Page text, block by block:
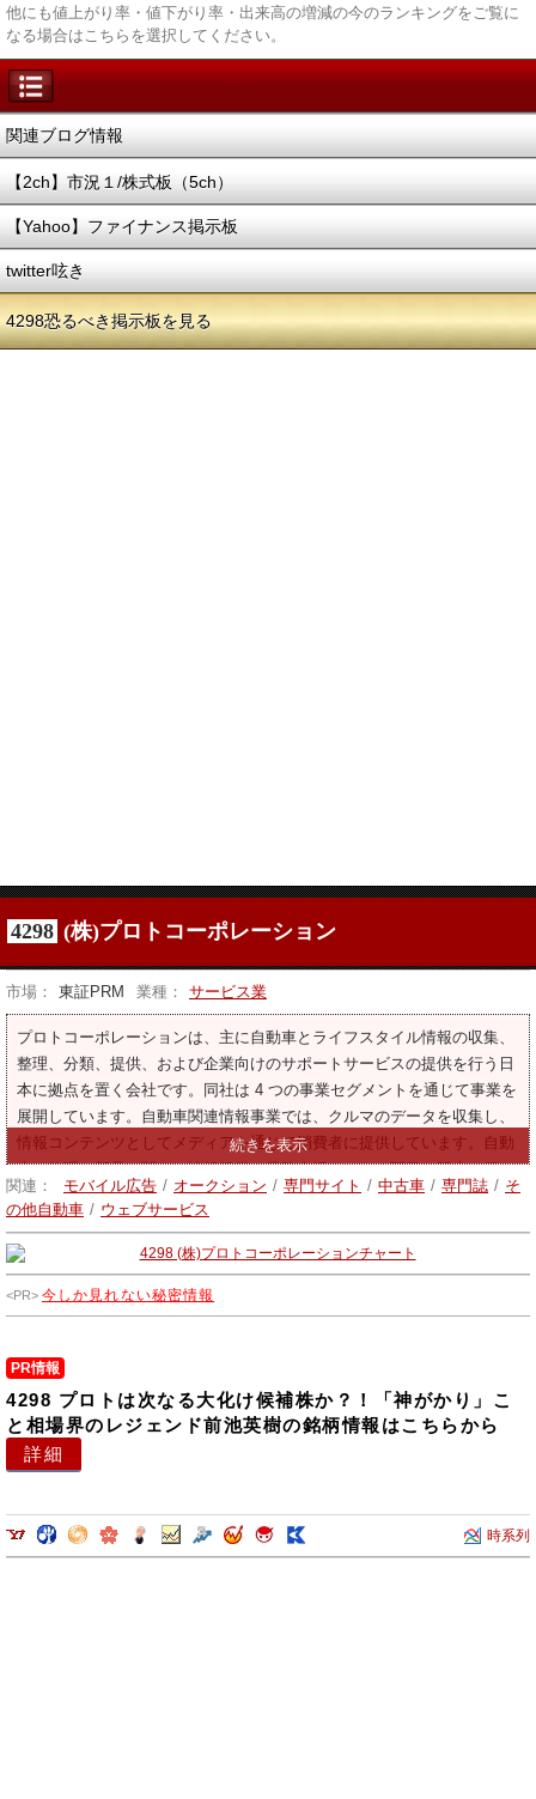
他にも値上がり率・値下がり率・出来高の増減の今のランキングをご覧に
なる場合はこちらを選択してください。
関連ブログ情報
【2ch】市況１/株式板（5ch）
【Yahoo】ファイナンス掲示板
twitter呟き
4298恐るべき掲示板を見る
4298 (株)プロトコーポレーション
市場： 東証PRM 業種： サービス業
プロトコーポレーションは、主に自動車とライフスタイル情報の収集、
整理、分類、提供、および企業向けのサポートサービスの提供を行う日
本に拠点を置く会社です。同社は 4 つの事業セグメントを通じて事業を
展開しています。自動車関連情報事業では、クルマのデータを収集し、
情報コンテンツとしてメディアを通じて消費者に提供しています。自動
車の修理や部品に関する情報提供、業務支援ソフトの開発・販売も行っ
ています。主なメディアとしては、goo、gooバイク、goo-net Exchange
などが挙げられます。生活情報セグメントでは、習い事、不動産、介護
などの情報を提供しています。不動産セグメントは、主に自社資産を対
象とした不動産管理事業を行っております。その他の事業では、農業・
電力販売事業、ビジネスプロセスアウトソーシング（bpo）事業、ソフ
関連： モバイル広告 / オークション / 専門サイト / 中古車 / 専門誌 / そ
の他自動車 / ウェブサービス
今しか見れない秘密情報
PR情報
4298 プロトは次なる大化け候補株か？！「神がかり」こ
と相場界のレジェンド前池英樹の銘柄情報はこちらから
詳細
時系列